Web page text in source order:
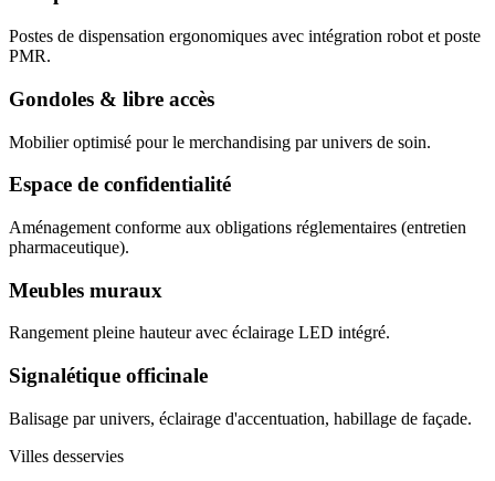
Postes de dispensation ergonomiques avec intégration robot et poste
PMR.
Gondoles & libre accès
Mobilier optimisé pour le merchandising par univers de soin.
Espace de confidentialité
Aménagement conforme aux obligations réglementaires (entretien
pharmaceutique).
Meubles muraux
Rangement pleine hauteur avec éclairage LED intégré.
Signalétique officinale
Balisage par univers, éclairage d'accentuation, habillage de façade.
Villes desservies